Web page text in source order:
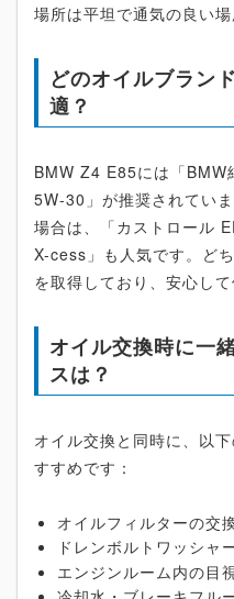
場所は平坦で通気の良い場
どのオイルブラン
適？
BMW Z4 E85には「
5W-30」が推奨されてい
場合は、「カストロール
X-cess」も人気です。ど
を取得しており、安心して
オイル交換時に一
スは？
オイル交換と同時に、以
すすめです：
オイルフィルターの交
ドレンボルトワッシャ
エンジンルーム内の目